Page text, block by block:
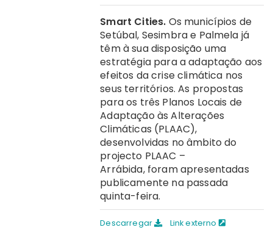
Smart Cities. Os municípios de
Setúbal, Sesimbra e Palmela já
têm à sua disposição uma
estratégia para a adaptação aos
efeitos da crise climática nos
seus territórios. As propostas
para os três Planos Locais de
Adaptação às Alterações
Climáticas (PLAAC),
desenvolvidas no âmbito do
projecto PLAAC –
Arrábida, foram apresentadas
publicamente na passada
quinta-feira.
Descarregar Link externo